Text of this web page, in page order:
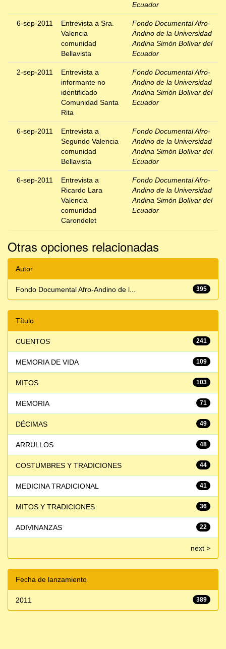
Ecuador
6-sep-2011
Entrevista a Sra.
Valencia
comunidad
Bellavista
Fondo Documental Afro-
Andino de la Universidad
Andina Simón Bolívar del
Ecuador
2-sep-2011
Entrevista a
informante no
identificado
Comunidad Santa
Rita
Fondo Documental Afro-
Andino de la Universidad
Andina Simón Bolívar del
Ecuador
6-sep-2011
Entrevista a
Segundo Valencia
comunidad
Bellavista
Fondo Documental Afro-
Andino de la Universidad
Andina Simón Bolívar del
Ecuador
6-sep-2011
Entrevista a
Ricardo Lara
Valencia
comunidad
Carondelet
Fondo Documental Afro-
Andino de la Universidad
Andina Simón Bolívar del
Ecuador
Otras opciones relacionadas
Autor
395
Fondo Documental Afro-Andino de l...
Título
241
CUENTOS
109
MEMORIA DE VIDA
103
MITOS
71
MEMORIA
49
DÉCIMAS
48
ARRULLOS
44
COSTUMBRES Y TRADICIONES
41
MEDICINA TRADICIONAL
36
MITOS Y TRADICIONES
22
ADIVINANZAS
next >
Fecha de lanzamiento
389
2011